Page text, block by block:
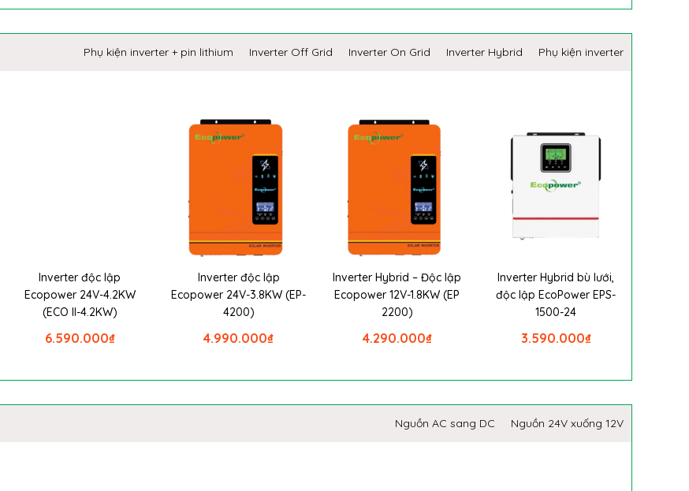
Phụ kiện inverter + pin lithium Inverter Off Grid Inverter On Grid Inverter Hybrid Phụ kiện inverter
Inverter độc lập
Ecopower 24V-4.2KW
(ECO II-4.2KW)
₫
6.590.000
Inverter độc lập
Ecopower 24V-3.8KW (EP-
4200)
₫
4.990.000
Inverter Hybrid – Độc lập
Ecopower 12V-1.8KW (EP
2200)
₫
4.290.000
Inverter Hybrid bù lưới,
độc lập EcoPower EPS-
1500-24
₫
3.590.000
Nguồn AC sang DC Nguồn 24V xuống 12V